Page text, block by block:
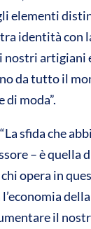
elementi
identità con
nostri artigiani
da tutto il
di moda”.
sfida che
– è quella
opera in
il